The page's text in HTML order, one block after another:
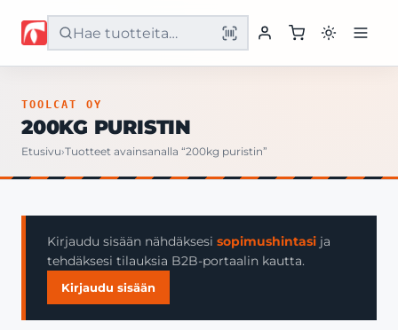
Etusivu
Yritys
Yhteystiedot
TOOLCAT OY
200KG PURISTIN
Etusivu›Tuotteet avainsanalla “200kg puristin”
Kirjaudu sisään nähdäksesi sopimushintasi ja
tehdäksesi tilauksia B2B-portaalin kautta.
Kirjaudu sisään